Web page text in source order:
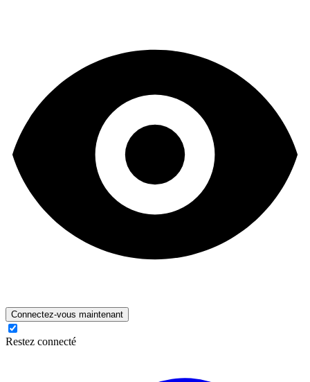
Connectez-vous maintenant
Restez connecté